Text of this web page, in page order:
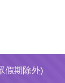
假期除外)